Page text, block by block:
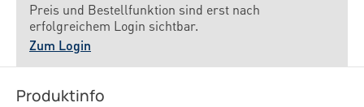
Preis und Bestellfunktion sind erst nach
erfolgreichem Login sichtbar.
Zum Login
Produktinfo